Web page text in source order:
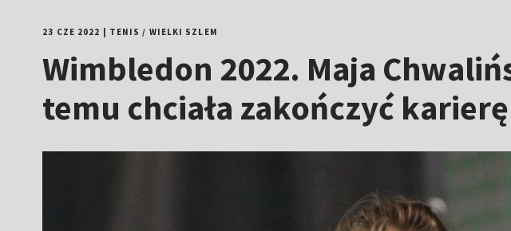
23 CZE 2022 TENIS / WIELKI SZLEM
Wimbledon 2022. Maja
temu chciała zakończyć karierę